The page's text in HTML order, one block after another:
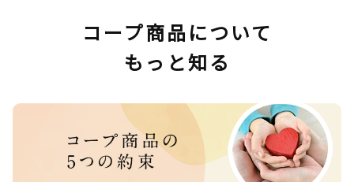
コープ商品について
もっと知る